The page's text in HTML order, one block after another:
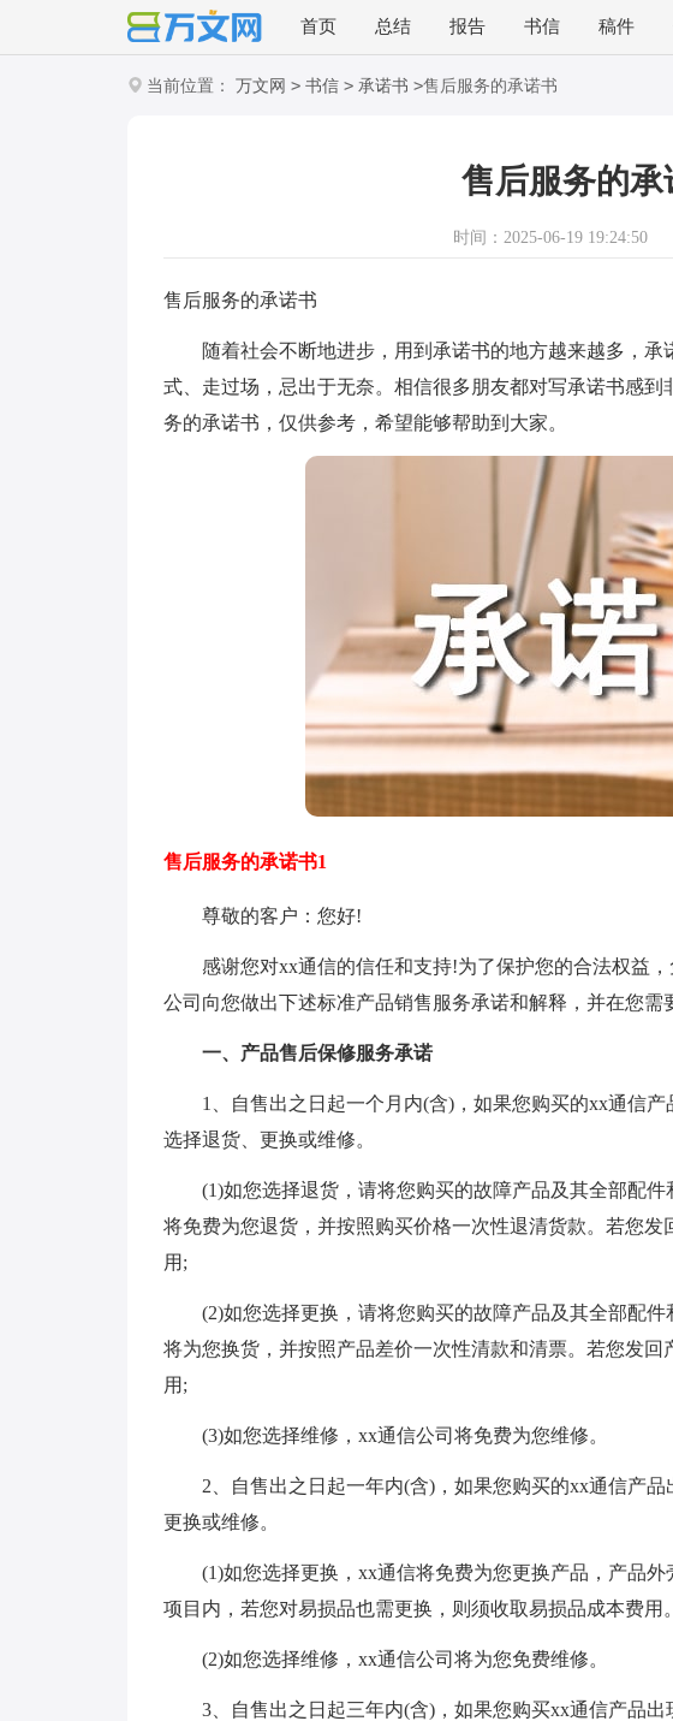
首页 总结 报告 书信 稿件
当前位置： 万文网 > 书信 > 承诺书 >售后服务的承诺书
售后服务的承
时间：2025-06-19 19:24:50
售后服务的承诺书
随着社会不断地进步，用到承诺书的地方越来越多，承
式、走过场，忌出于无奈。相信很多朋友都对写承诺书感
务的承诺书，仅供参考，希望能够帮助到大家。
售后服务的承诺书1
尊敬的客户：您好!
感谢您对xx通信的信任和支持!为了保护您的合法权益，
公司向您做出下述标准产品销售服务承诺和解释，并在您需
一、产品售后保修服务承诺
1、自售出之日起一个月内(含)，如果您购买的xx通信产
选择退货、更换或维修。
(1)如您选择退货，请将您购买的故障产品及其全部配件
将免费为您退货，并按照购买价格一次性退清货款。若您
用;
(2)如您选择更换，请将您购买的故障产品及其全部配件
将为您换货，并按照产品差价一次性清款和清票。若您发
用;
(3)如您选择维修，xx通信公司将免费为您维修。
2、自售出之日起一年内(含)，如果您购买的xx通信产品
更换或维修。
(1)如您选择更换，xx通信将免费为您更换产品，产品外
项目内，若您对易损品也需更换，则须收取易损品成本费用。
(2)如您选择维修，xx通信公司将为您免费维修。
3、自售出之日起三年内(含)，如果您购买xx通信产品出